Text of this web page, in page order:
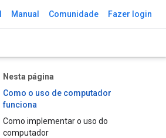
Manual Comunidade Fazer login
Nesta página
Como o uso de computador
funciona
Como implementar o uso do
computador